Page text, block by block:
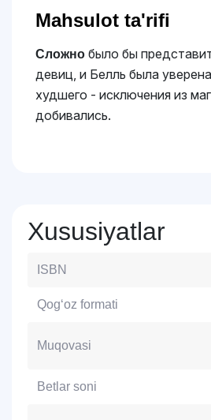
Mahsulot ta'rifi
Сложно было бы
девиц, и Белль была
худшего - исключения из
добивались.
Xususiyatlar
ISBN
Qog‘oz formati
Muqovasi
Betlar soni